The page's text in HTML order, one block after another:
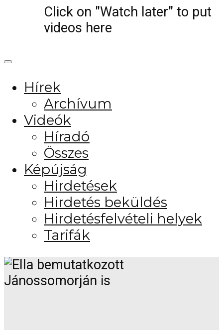
Click on "Watch later" to put
videos here
Hírek
Archívum
Videók
Híradó
Összes
Képújság
Hirdetések
Hirdetés beküldés
Hirdetésfelvételi helyek
Tarifák